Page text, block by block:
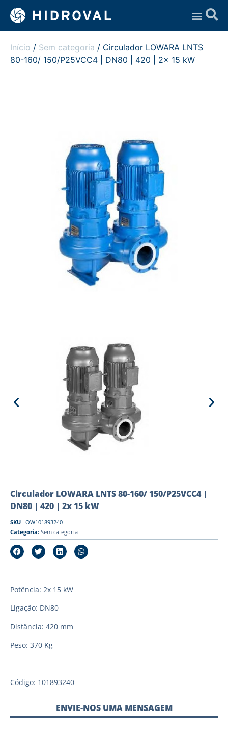
Início / Sem categoria / Circulador LOWARA LNTS
80-160/ 150/P25VCC4 | DN80 | 420 | 2x 15 kW
Circulador LOWARA LNTS 80-160/ 150/P25VCC4 |
DN80 | 420 | 2x 15 kW
SKU LOW101893240
Categoria: Sem categoria
Potência: 2x 15 kW
Ligação: DN80
Distância: 420 mm
Peso: 370 Kg
Código: 101893240
ENVIE-NOS UMA MENSAGEM